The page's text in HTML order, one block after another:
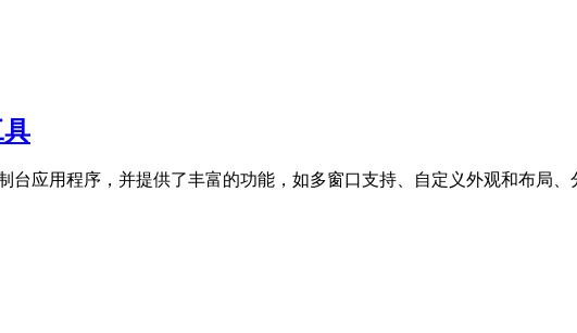
具
台应用程序，并提供了丰富的功能，如多窗口支持、自定义外观和布局